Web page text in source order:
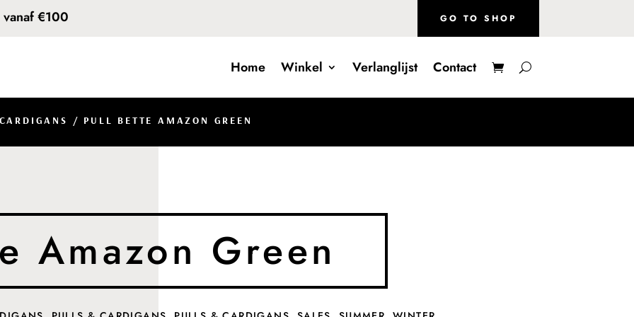
€100 GO TO SHOP
Home Winkel Verlanglijst Contact
/ PULL BETTE AMAZON GREEN
Amazon Green